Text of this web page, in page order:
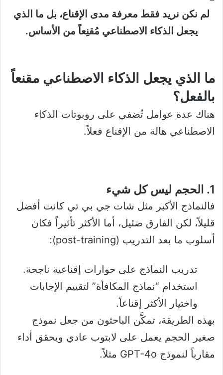
لم نكن نريد فقط معرفة مدى الإقناع، بل ما الذي
يجعل الذكاء الاصطناعي مُقنِعاً من الأساس.
ما الذي يجعل الذكاء الاصطناعي مقنعاً
بالفعل؟
هناك عدة عوامل تُضفي على روبوتات الذكاء
الاصطناعي هالة من الإقناع فعلاً.
1. الحجم ليس كل شيء
فالنماذج الأكبر مثل شات جي بي تي كانت أفضل
قليلاً، لكن الفارق ضئيل، أما الأكثر تأثيراً فكان
أسلوب ما بعد التدريب (post-training):
تدريب النماذج على حوارات إقناعية ناجحة.
استخدام “نماذج المكافأة” لتقييم الإجابات
واختيار الأكثر إقناعاً.
بهذه الطريقة، تمكَّن الباحثون من جعل نموذج
صغير الحجم يعمل على لابتوب عادي ويحقق أداء
مقارباً لنموذج GPT-4o مثلاً.